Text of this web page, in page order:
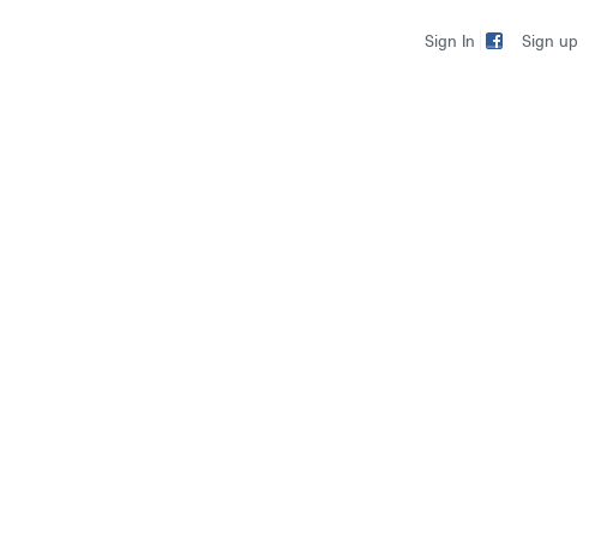
Sign In Sign up